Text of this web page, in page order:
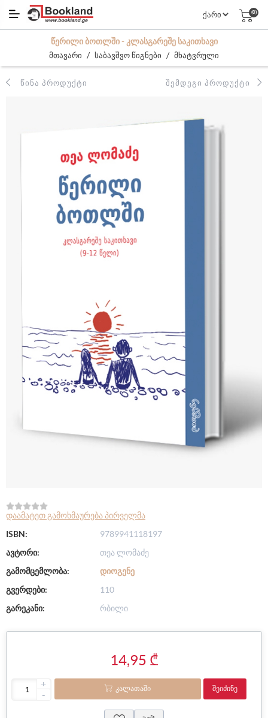
(0)
ᲬᲔᲠᲘᲚᲘ ᲑᲝᲗᲚᲨᲘ - ᲙᲚᲐᲡᲒᲐᲠᲔᲨᲔ ᲡᲐᲙᲘᲗᲮᲐᲕᲘ
მთავარი / საბავშვო წიგნები / მხატვრული
ᲬᲘᲜᲐ ᲞᲠᲝᲓᲣᲥᲢᲘ ᲨᲔᲛᲓᲔᲒᲘ ᲞᲠᲝᲓᲣᲥᲢᲘ
დაამატეთ გამოხმაურება პირველმა
ISBN:
9789941118197
ავტორი:
თეა ლომაძე
გამომცემლობა:
ᲓᲘᲝᲒᲔᲜᲔ
გვერდები:
110
გარეკანი:
რბილი
14,95 ₾
+
-
ᲙᲐᲚᲐᲗᲐᲨᲘ ᲨᲔᲘᲫᲘᲜᲔ